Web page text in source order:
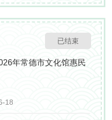
野。
已结束
年常德市文化馆惠民
18